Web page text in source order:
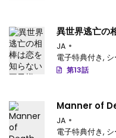
異世界逃亡の
JA
電子特典付き,
第13話
Manner of
JA
電子特典付き,